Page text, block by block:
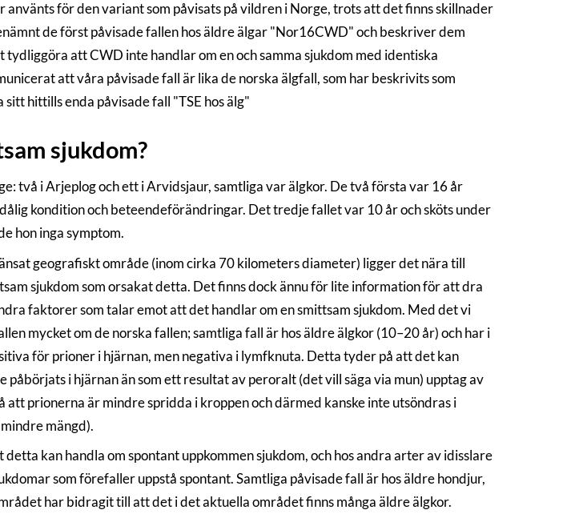
använts för den variant som påvisats på vildren i Norge, trots att det finns skillnader
de först påvisade fallen hos äldre älgar "Nor16CWD" och beskriver dem
tydliggöra att CWD inte handlar om en och samma sjukdom med identiska
att våra påvisade fall är lika de norska älgfall, som har beskrivits som
hittills enda påvisade fall "TSE hos älg"
sjukdom?
två i Arjeplog och ett i Arvidsjaur, samtliga var älgkor. De två första var 16 år
kondition och beteendeförändringar. Det tredje fallet var 10 år och sköts under
hon inga symptom.
geografiskt område (inom cirka 70 kilometers diameter) ligger det nära till
sjukdom som orsakat detta. Det finns dock ännu för lite information för att dra
faktorer som talar emot att det handlar om en smittsam sjukdom. Med det vi
mycket om de norska fallen; samtliga fall är hos äldre älgkor (10–20 år) och har i
för prioner i hjärnan, men negativa i lymfknuta. Detta tyder på att det kan
påbörjats i hjärnan än som ett resultat av peroralt (det vill säga via mun) upptag av
att prionerna är mindre spridda i kroppen och därmed kanske inte utsöndras i
mängd).
kan handla om spontant uppkommen sjukdom, och hos andra arter av idisslare
som förefaller uppstå spontant. Samtliga påvisade fall är hos äldre hondjur,
har bidragit till att det i det aktuella området finns många äldre älgkor.